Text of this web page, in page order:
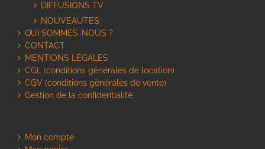
DIFFUSIONS TV
NOUVEAUTES
QUI SOMMES-NOUS ?
CONTACT
MENTIONS LÉGALES
CGL (conditions générales de location)
CGV (conditions générales de vente)
Gestion de la confidentialité
Mon compte